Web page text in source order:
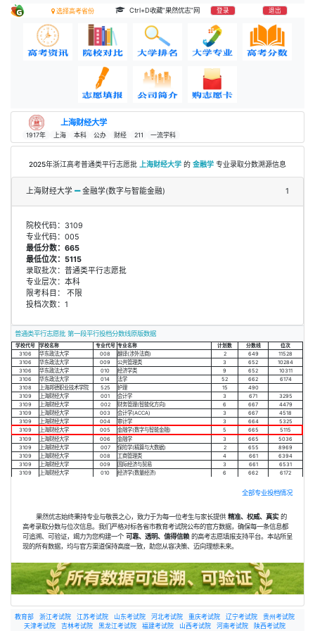
选择高考省份 Ctrl+D收藏“果然优志”网 登录 退出
上海财经大学
1917年 上海 本科 公办 财经 211 一流学科
2025年浙江高考普通类平行志愿批 上海财经大学 的 金融学 专业录取分数溯源信息
上海财经大学 金融学(数字与智能金融) 1
院校代码：3109
专业代码：005
最低分数：665
最低位次：5115
录取批次：普通类平行志愿批
专业层次：本科
限考科目： 不限
投档次数：1
普通类平行志愿批 第一段平行投档分数线原版数据
学校代号 学校名称 专业代号 专业名称 计划数 分数线
位次
3106
华东政法大学 008 翻译(涉外法商) 2 649
11528
3106
华东政法大学 009 公共管理类 3 652
10284
3106
华东政法大学 010 经济学类 9 652
10311
3106
华东政法大学 014 法学 52 662
6174
3108
上海邦德职业技术学院 525 护理 15
490
3109
上海财经大学 001 会计学 3 671
3295
3109
上海财经大学 002 财务管理(智能化方向) 6 667
4479
3109
上海财经大学 003 会计学(ACCA) 3 667
4518
3109
上海财经大学 004 审计学 3 664
5325
3109
上海财经大学 005 金融学(数字与智能金融) 5 665
5115
3109
上海财经大学 006 金融学 3 665
5036
3109
上海财经大学 007 保险学(精算与大数据) 2 655
8969
3109
上海财经大学 008 工商管理类 4 661
6394
3109
上海财经大学 009 国际经济与贸易 3 661
6531
3109
上海财经大学 010 经济学(数量经济) 6 662 6172
全部专业投档情况
果然优志始终秉持专业与敬畏之心，致力于为每一位考生与家长提供 精准、权威、真实的
高考录取分数与位次信息。我们严格对标各省市教育考试院公布的官方数据，确保每一条信息都
可追溯、可验证，竭力为您构建一个 可靠、透明、值得信赖 的高考志愿填报支持平台。本站所呈
现的所有数据，均与官方渠道保持高度一致，助您从容决策、迈向理想未来。
教育部 浙江考试院 江苏考试院 山东考试院 河北考试院 重庆考试院 辽宁考试院
贵州考试院
天津考试院
吉林考试院 黑龙江考试院 福建考试院 山西考试院 河南考试院
陕西考试院